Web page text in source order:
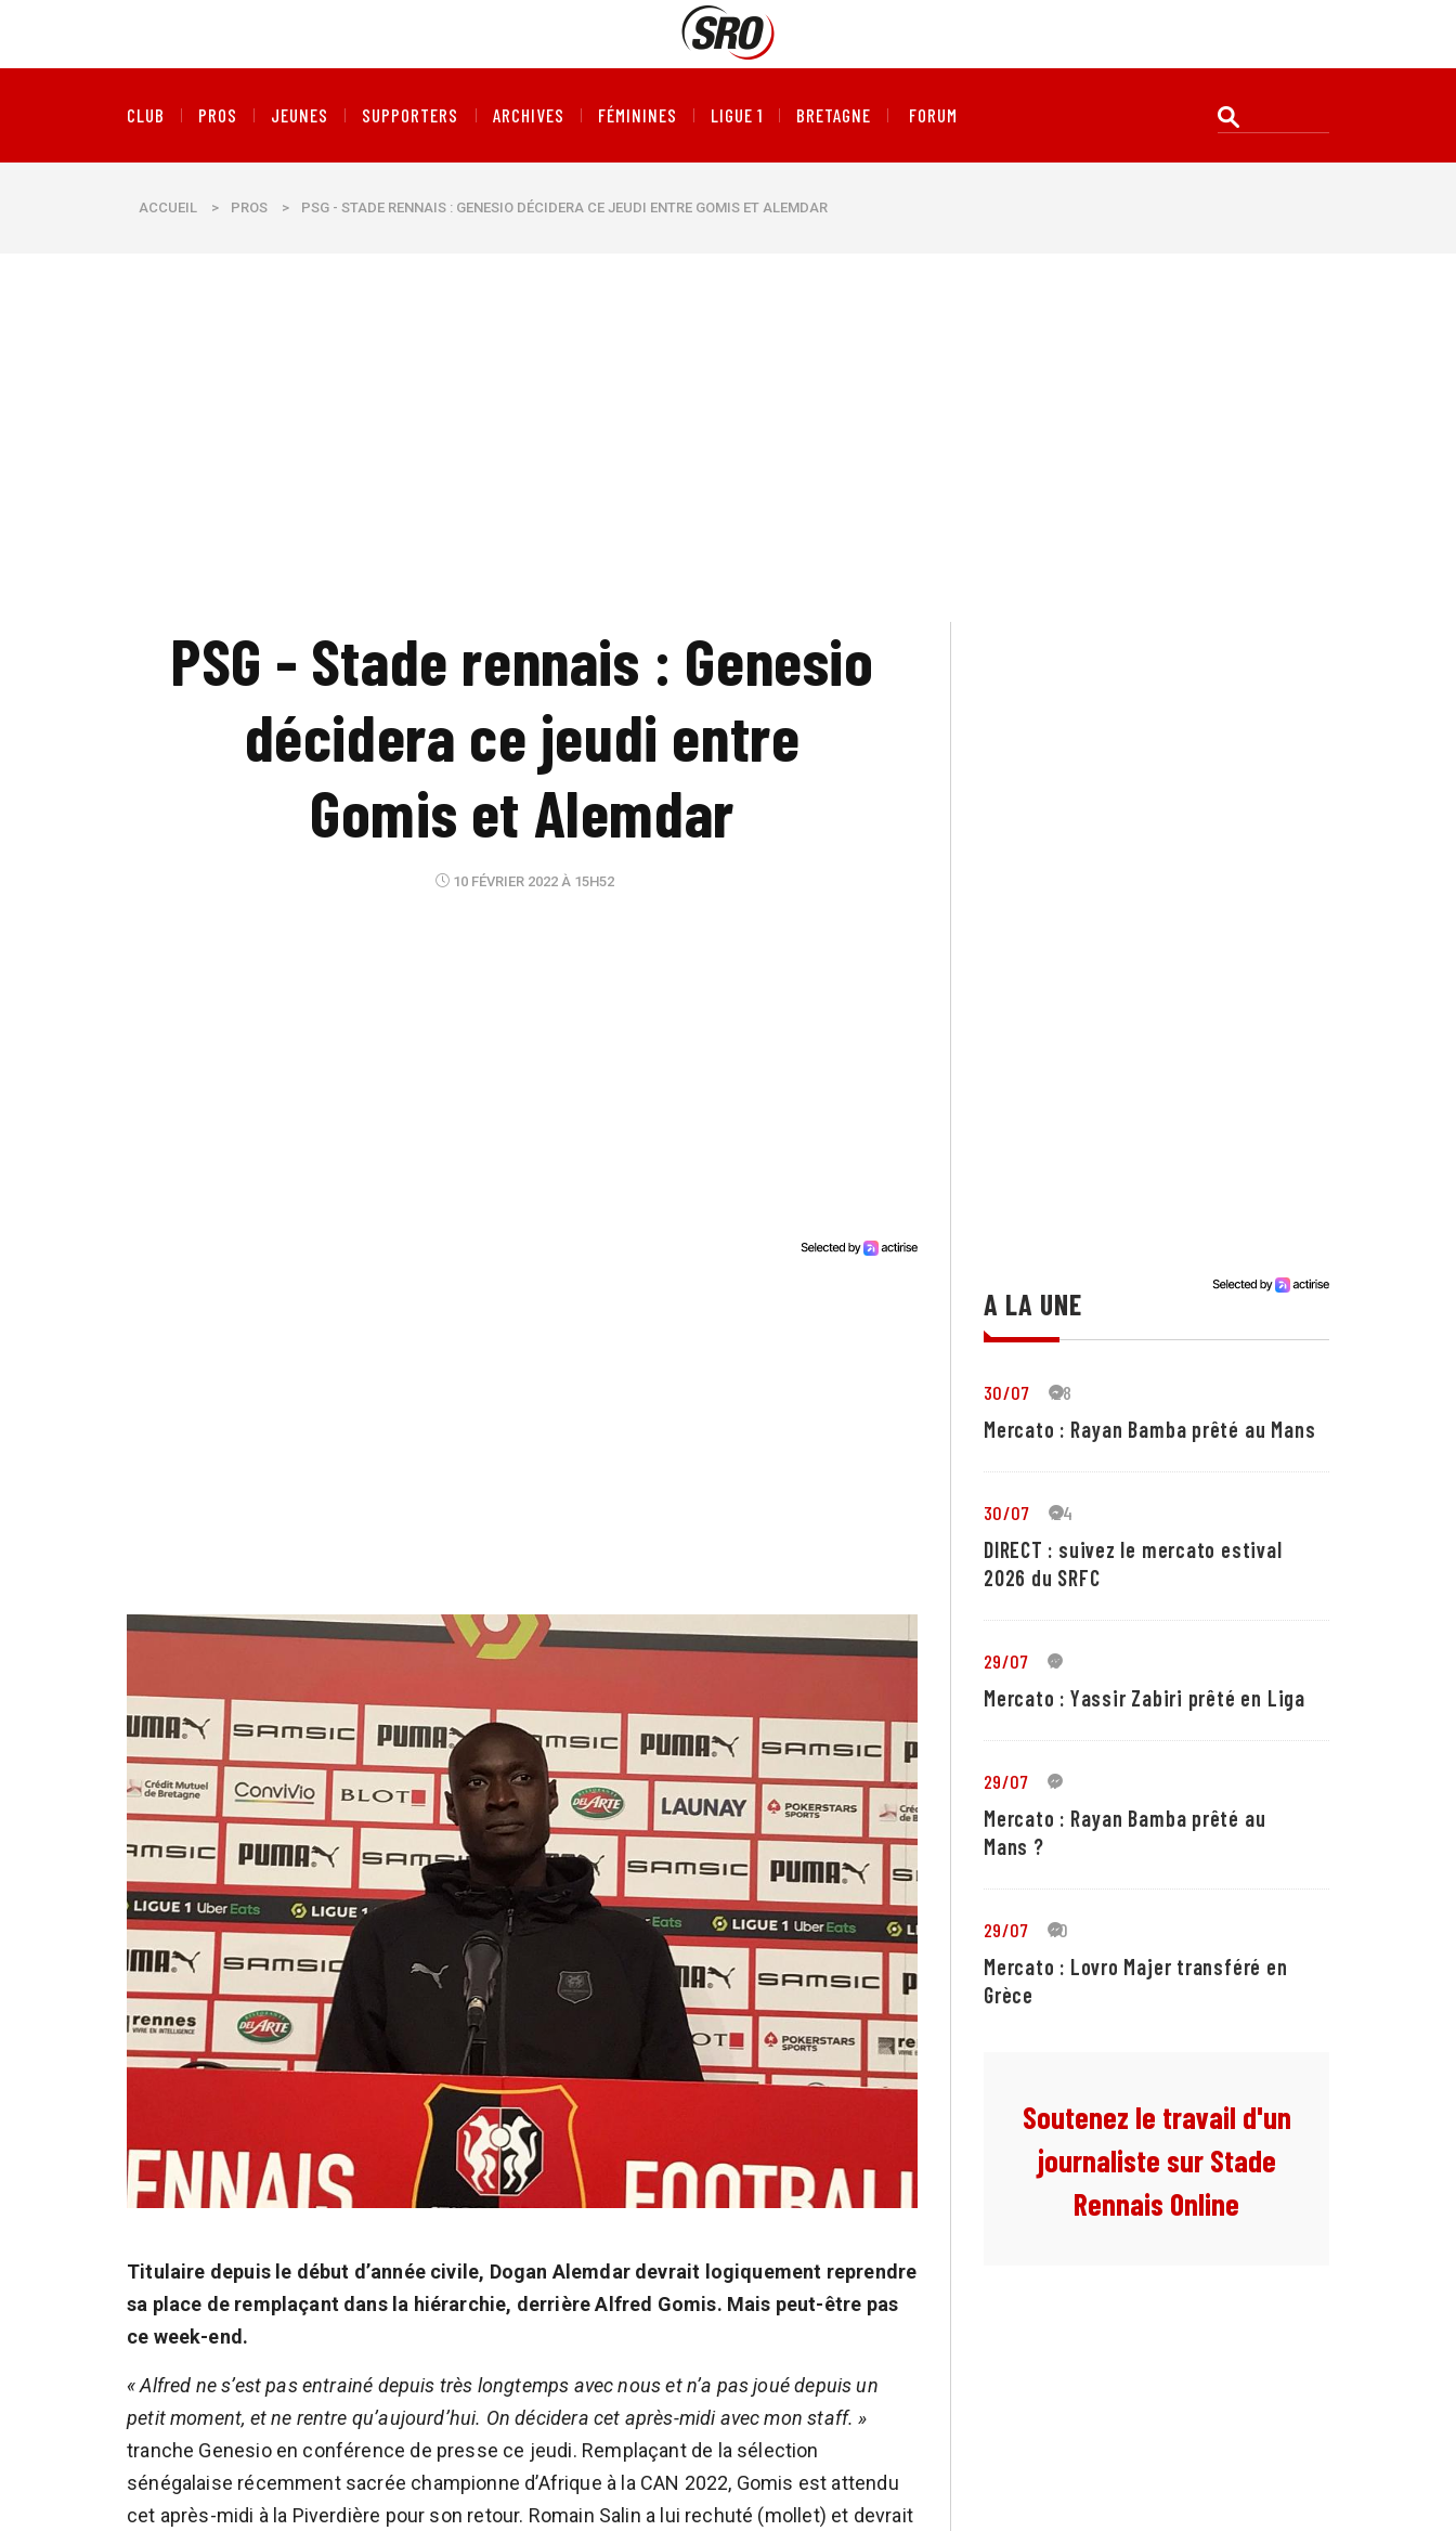
CLUB PROS JEUNES SUPPORTERS ARCHIVES FÉMININES LIGUE 1 BRETAGNE FORUM
ACCUEIL > PROS > PSG - STADE RENNAIS : GENESIO DÉCIDERA CE JEUDI ENTRE GOMIS ET ALEMDAR
PSG - Stade rennais : Genesio
décidera ce jeudi entre
Gomis et Alemdar
10 FÉVRIER 2022 À 15H52
Titulaire depuis le début d’année civile, Dogan Alemdar devrait logiquement reprendre
sa place de remplaçant dans la hiérarchie, derrière Alfred Gomis. Mais peut-être pas
ce week-end.
« Alfred ne s’est pas entrainé depuis très longtemps avec nous et n’a pas joué depuis un
petit moment, et ne rentre qu’aujourd’hui. On décidera cet après-midi avec mon staff. »
tranche Genesio en conférence de presse ce jeudi. Remplaçant de la sélection
sénégalaise récemment sacrée championne d’Afrique à la CAN 2022, Gomis est attendu
cet après-midi à la Piverdière pour son retour. Romain Salin a lui rechuté (mollet) et devrait
A LA UNE
30/07 28
Mercato : Rayan Bamba prêté au Mans
30/07 24
DIRECT : suivez le mercato estival
2026 du SRFC
29/07 5
Mercato : Yassir Zabiri prêté en Liga
29/07 1
Mercato : Rayan Bamba prêté au
Mans ?
29/07 10
Mercato : Lovro Majer transféré en
Grèce
Soutenez le travail d'un
journaliste sur Stade
Rennais Online